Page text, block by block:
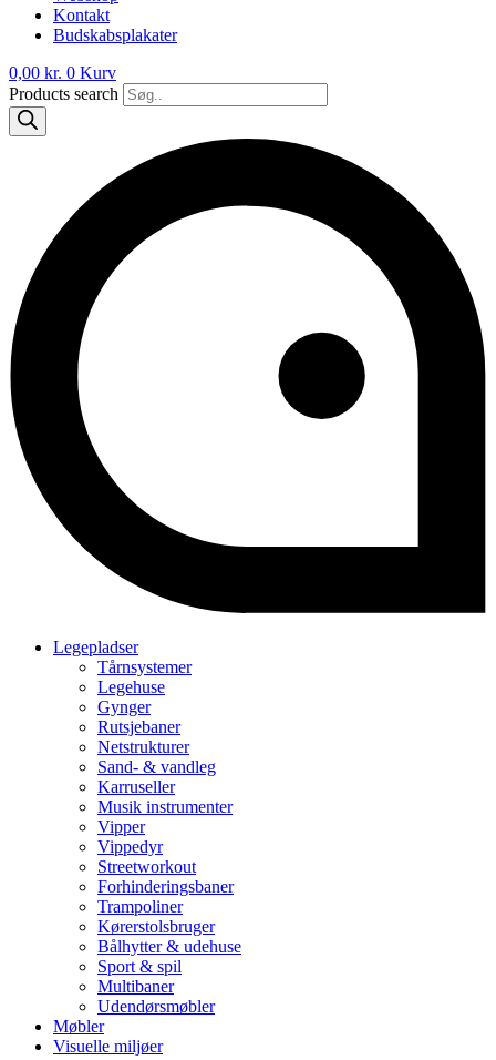
Kontakt
Budskabsplakater
0,00 kr. 0 Kurv
Products search
Legepladser
Tårnsystemer
Legehuse
Gynger
Rutsjebaner
Netstrukturer
Sand- & vandleg
Karruseller
Musik instrumenter
Vipper
Vippedyr
Streetworkout
Forhinderingsbaner
Trampoliner
Kørerstolsbruger
Bålhytter & udehuse
Sport & spil
Multibaner
Udendørsmøbler
Møbler
Visuelle miljøer